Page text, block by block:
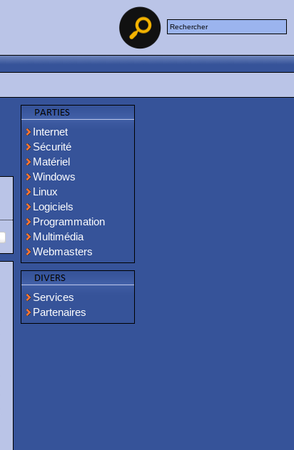
Internet
Sécurité
Matériel
Windows
Linux
Logiciels
Programmation
Multimédia
Webmasters
Services
Partenaires